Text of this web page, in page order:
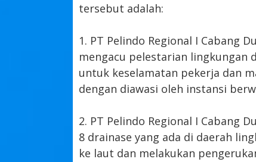
tersebut adalah:
1. PT Pelindo Regional I Cabang
mengacu pelestarian lingkungan
untuk keselamatan pekerja dan
dengan diawasi oleh instansi
2. PT Pelindo Regional I Cabang
8 drainase yang ada di daerah
ke laut dan melakukan